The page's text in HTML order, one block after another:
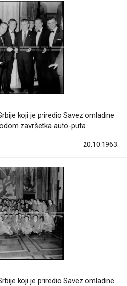
koji je priredio Savez omladine
završetka auto-puta
20.10.1963.
koji je priredio Savez omladine